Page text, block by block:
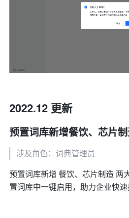
2022.12 更新
预置词库新增餐饮、芯片
涉及角色：词典管理员
预置词库新增 餐饮、芯片制造 两
置词库中一键启用，助力企业快速